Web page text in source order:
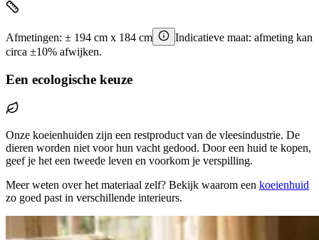
Afmetingen: ± 194 cm x 184 cm
Indicatieve maat: afmeting kan
circa ±10% afwijken.
Een ecologische keuze
Onze koeienhuiden zijn een restproduct van de vleesindustrie. De
dieren worden niet voor hun vacht gedood. Door een huid te kopen,
geef je het een tweede leven en voorkom je verspilling.
Meer weten over het materiaal zelf? Bekijk waarom een koeienhuid
zo goed past in verschillende interieurs.